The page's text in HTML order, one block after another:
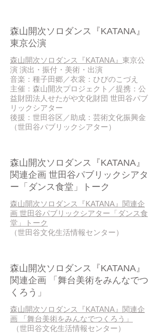
森山開次ソロダンス『KATANA』
東京公演
森山開次ソロダンス『KATANA』 東京公
演 演出・振付・美術・出演
音楽：種子田郷／衣裳：ひびのこづえ
主催：森山開次プロジェクト／提携：公
益財団法人せたがや文化財団 世田谷パブ
リックシアター
後援：世田谷区／助成：芸術文化振興金
（世田谷パブリックシアター）
森山開次ソロダンス『KATANA』
関連企画 世田谷パブリックシアタ
ー「ダンス食堂」トーク
森山開次ソロダンス『KATANA』関連企
画 世田谷パブリックシアター「ダンス食
堂」トーク
（世田谷文化生活情報センター）
森山開次ソロダンス『KATANA』
関連企画 「舞台美術をみんなでつ
くろう」
森山開次ソロダンス『KATANA』関連企
画 「舞台美術をみんなでつくろう」
（世田谷文化生活情報センター）